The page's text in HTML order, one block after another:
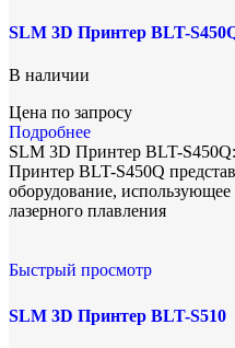
SLM 3D Принтер BLT-
В наличии
Цена по запросу
Подробнее
SLM 3D Принтер BLT-
Принтер BLT-S450Q
оборудование,
лазерного плавления
Быстрый просмотр
SLM 3D Принтер BLT-S510